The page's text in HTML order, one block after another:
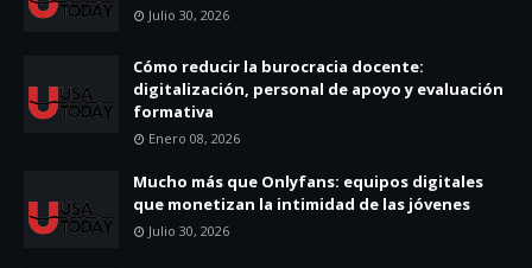
Julio 30, 2026
Cómo reducir la burocracia docente:
digitalización, personal de apoyo y evaluación
formativa
Enero 08, 2026
Mucho más que Onlyfans: equipos digitales
que monetizan la intimidad de las jóvenes
Julio 30, 2026